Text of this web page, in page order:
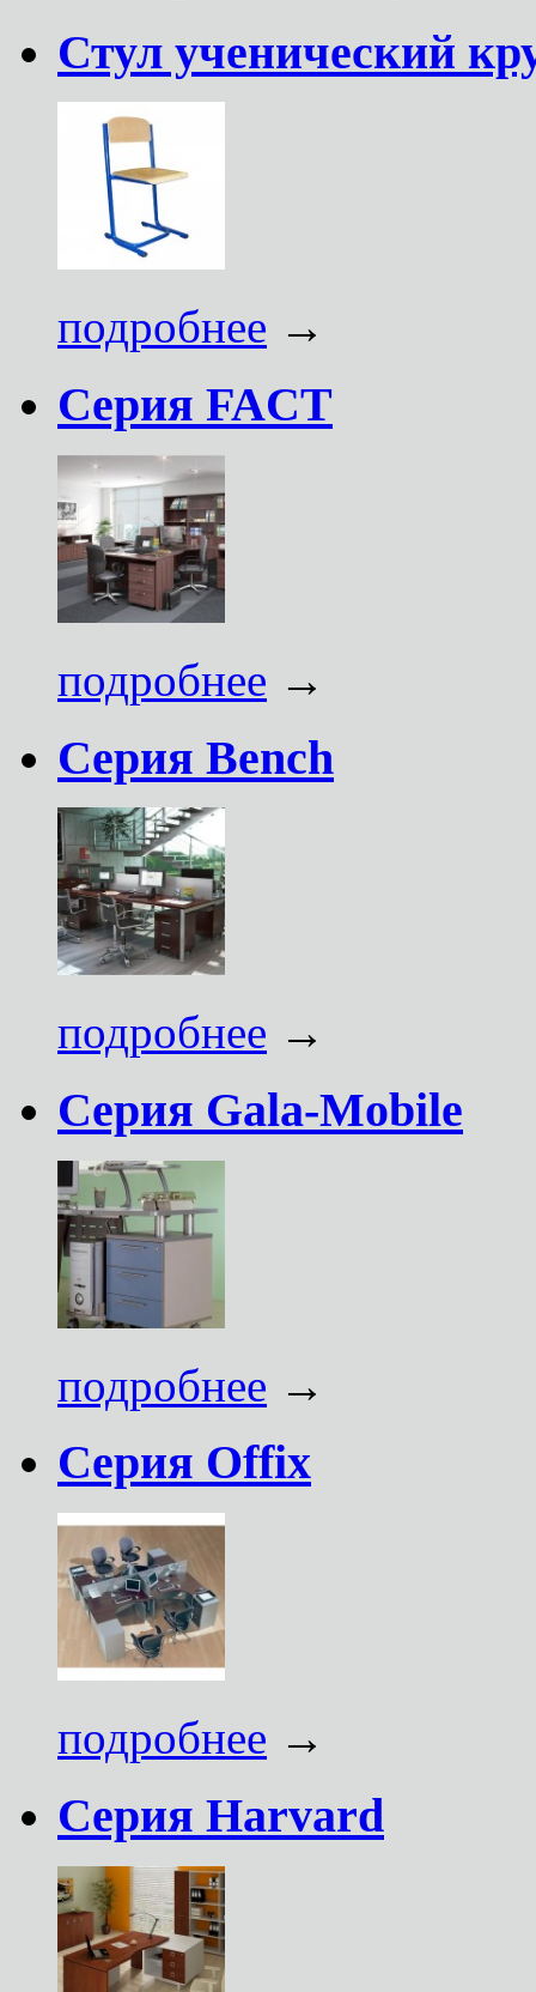
Стул ученический
подробнее →
Серия FACT
подробнее →
Серия Bench
подробнее →
Серия Gala-Mobile
подробнее →
Серия Offix
подробнее →
Серия Harvard